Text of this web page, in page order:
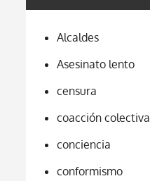
Alcaldes
Asesinato lento
censura
coacción colectiva
conciencia
conformismo